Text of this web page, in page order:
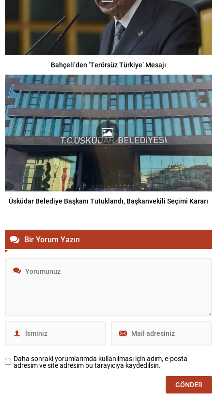
Bahçeli’den ‘Terörsüz Türkiye’ Mesajı
Üsküdar Belediye Başkanı Tutuklandı, Başkanvekili Seçimi Kararı
Bir Yorum Yazın
Daha sonraki yorumlarımda kullanılması için adım, e-posta
adresim ve site adresim bu tarayıcıya kaydedilsin.